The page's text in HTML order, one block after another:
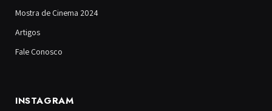
Mostra de Cinema 2024
Artigos
Fale Conosco
INSTAGRAM